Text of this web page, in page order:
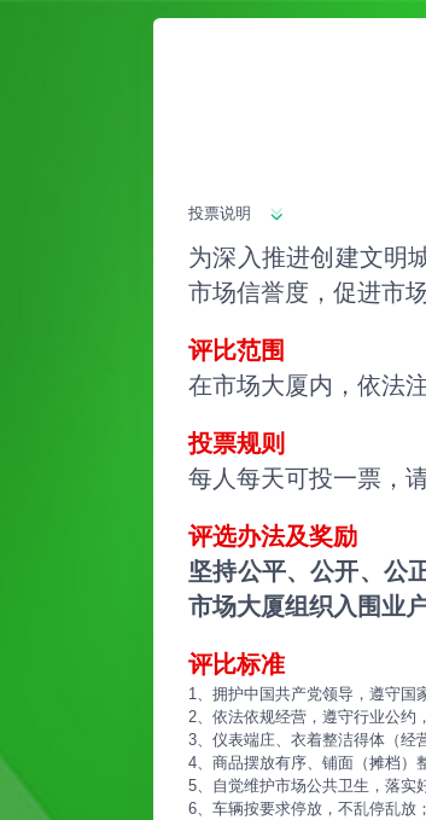
投票说明
为深入推进创建文明
市场信誉度，促进市
评比范围
在市场大厦内，依法
投票规则
每人每天可投一票，
评选办法及奖励
坚持公平、公开、公
市场大厦组织入围业
评比标准
1、拥护中国共产党领导，遵守国
2、依法依规经营，遵守行业公约
3、仪表端庄、衣着整洁得体（经
4、商品摆放有序、铺面（摊档）
5、自觉维护市场公共卫生，落实
6、车辆按要求停放，不乱停乱放；